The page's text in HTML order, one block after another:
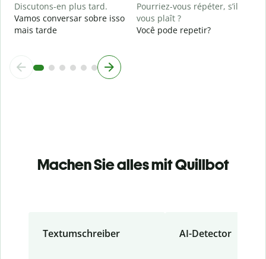
Discutons-en plus tard.
Vamos conversar sobre isso
mais tarde
Pourriez-vous répéter, s’il
vous plaît ?
Você pode repetir?
Machen Sie alles mit Quillbot
Textumschreiber AI-Detector